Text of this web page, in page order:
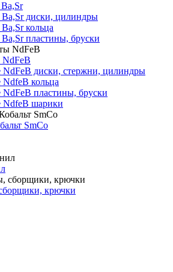
диски, цилиндры
кольца
пластины, бруски
диски, стержни, цилиндры
кольца
пластины, бруски
шарики
SmCo
крючки